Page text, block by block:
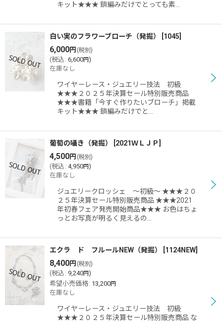
キット★★★ 鎖編みだけでとっても素…
白い実のフラワーブローチ（発掘） 1045
6,000円 (税別)
(税込 : 6,600円)
在庫なし
ワイヤーレース・ジュエリー技法 初級
★★★２０２５年決算セール特別販売商品
★★★書籍「今すぐ作りたいブローチ」掲載
キット★★★ 鎖編みだけでと…
葡萄の囁き（発掘） 2021ＷＬＪＰ
4,500円 (税別)
(税込 : 4,950円)
在庫なし
ジュエリークロッシェ 〜初級〜 ★★★２０
２５年決算セール特別販売商品 ★★★2021
年初春フェア発売開始商品★★★ お色はちょ
っとお写真が明るく見えるの…
エクラ ド フルールNEW（発掘） 1124NEW
8,400円 (税別)
(税込 : 9,240円)
希望小売価格: 13,200円
在庫なし
ワイヤーレース・ジュエリー技法 初級
★★★２０２５年決算セール特別販売商品 な